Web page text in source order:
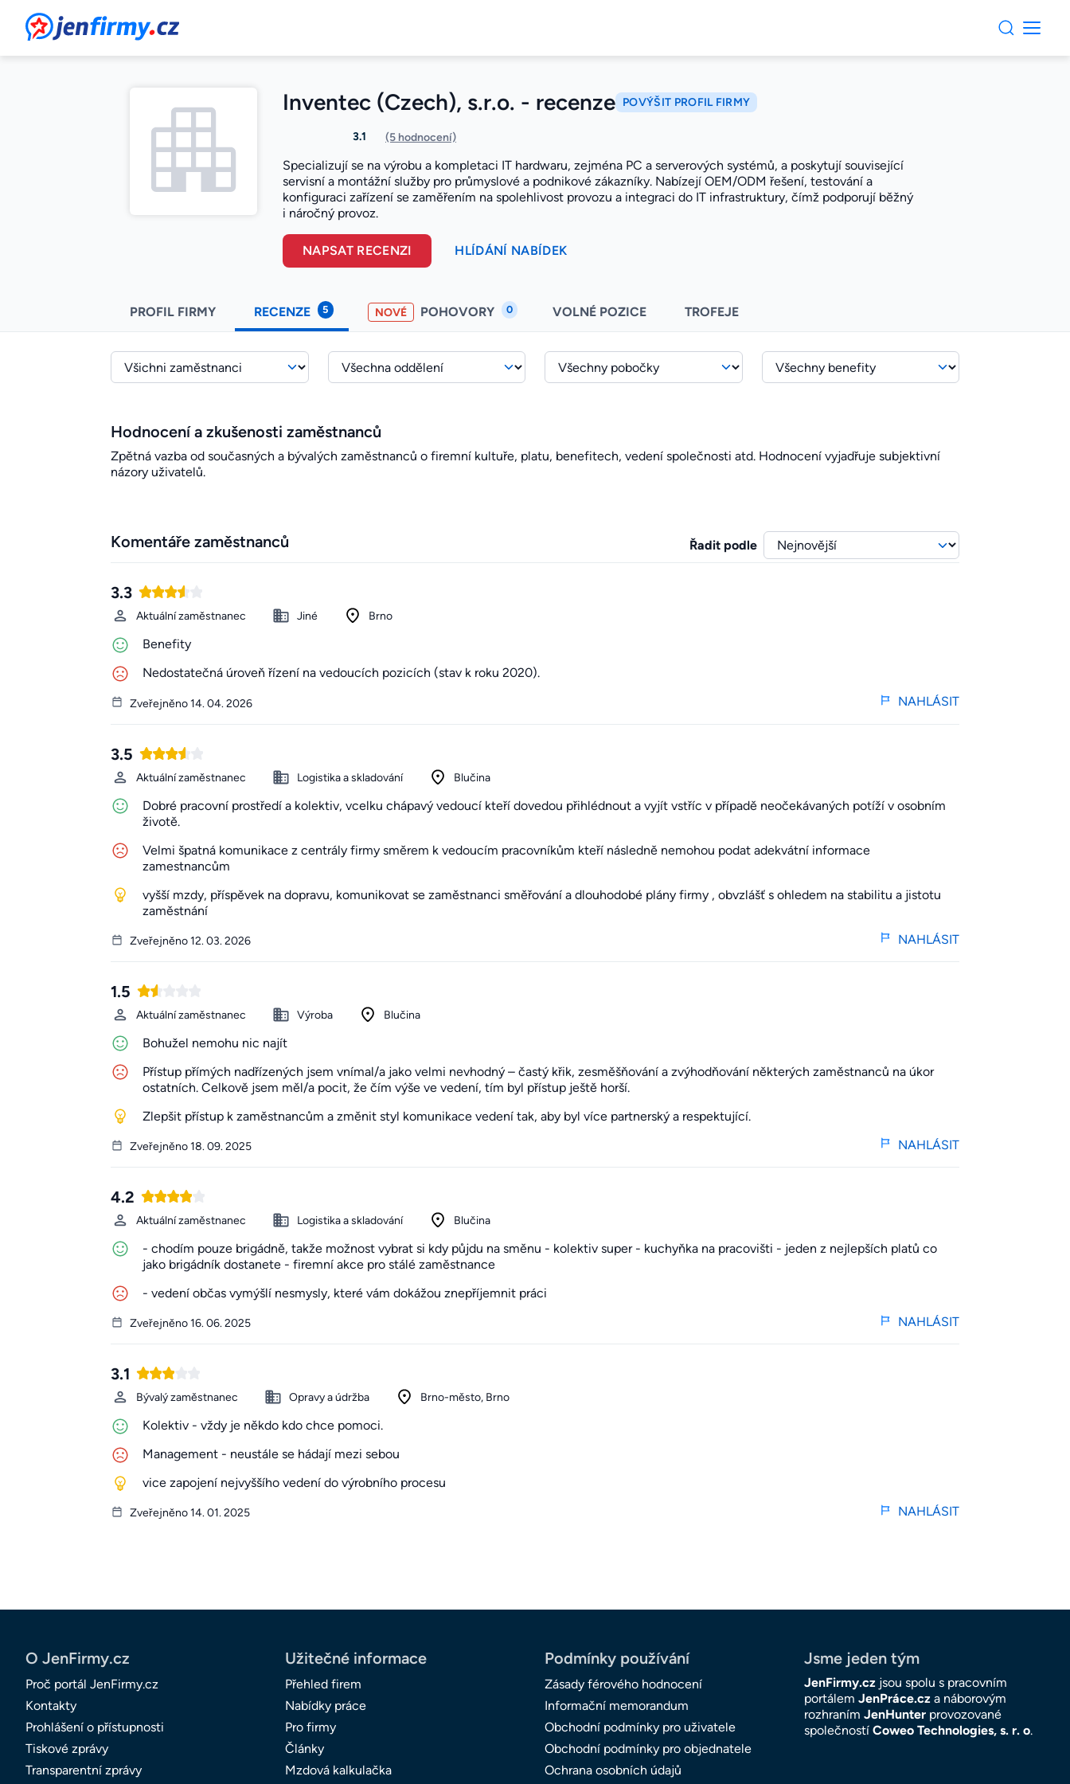
JenFirmy.cz
Inventec (Czech), s.r.o. - recenze POVÝŠIT PROFIL FIRMY
3.1 (5 hodnocení)
Specializují se na výrobu a kompletaci IT hardwaru, zejména PC a serverových systémů, a poskytují související
servisní a montážní služby pro průmyslové a podnikové zákazníky. Nabízejí OEM/ODM řešení, testování a
konfiguraci zařízení se zaměřením na spolehlivost provozu a integraci do IT infrastruktury, čímž podporují běžný
i náročný provoz.
NAPSAT RECENZI HLÍDÁNÍ NABÍDEK
PROFIL FIRMY RECENZE 5 NOVÉ POHOVORY 0 VOLNÉ POZICE TROFEJE
Hodnocení a zkušenosti zaměstnanců
Zpětná vazba od současných a bývalých zaměstnanců o firemní kultuře, platu, benefitech, vedení společnosti atd. Hodnocení vyjadřuje subjektivní
názory uživatelů.
Komentáře zaměstnanců Řadit podle
3.3
Aktuální zaměstnanec Jiné Brno
Benefity
Nedostatečná úroveň řízení na vedoucích pozicích (stav k roku 2020).
Zveřejněno 14. 04. 2026 NAHLÁSIT
3.5
Aktuální zaměstnanec Logistika a skladování Blučina
Dobré pracovní prostředí a kolektiv, vcelku chápavý vedoucí kteří dovedou přihlédnout a vyjít vstříc v případě neočekávaných potíží v osobním
životě.
Velmi špatná komunikace z centrály firmy směrem k vedoucím pracovníkům kteří následně nemohou podat adekvátní informace
zamestnancům
vyšší mzdy, příspěvek na dopravu, komunikovat se zaměstnanci směřování a dlouhodobé plány firmy , obvzlášť s ohledem na stabilitu a jistotu
zaměstnání
Zveřejněno 12. 03. 2026 NAHLÁSIT
1.5
Aktuální zaměstnanec Výroba Blučina
Bohužel nemohu nic najít
Přístup přímých nadřízených jsem vnímal/a jako velmi nevhodný – častý křik, zesměšňování a zvýhodňování některých zaměstnanců na úkor
ostatních. Celkově jsem měl/a pocit, že čím výše ve vedení, tím byl přístup ještě horší.
Zlepšit přístup k zaměstnancům a změnit styl komunikace vedení tak, aby byl více partnerský a respektující.
Zveřejněno 18. 09. 2025 NAHLÁSIT
4.2
Aktuální zaměstnanec Logistika a skladování Blučina
- chodím pouze brigádně, takže možnost vybrat si kdy půjdu na směnu - kolektiv super - kuchyňka na pracovišti - jeden z nejlepších platů co
jako brigádník dostanete - firemní akce pro stálé zaměstnance
- vedení občas vymýšlí nesmysly, které vám dokážou znepříjemnit práci
Zveřejněno 16. 06. 2025 NAHLÁSIT
3.1
Bývalý zaměstnanec Opravy a údržba Brno-město, Brno
Kolektiv - vždy je někdo kdo chce pomoci.
Management - neustále se hádají mezi sebou
vice zapojení nejvyššího vedení do výrobního procesu
Zveřejněno 14. 01. 2025 NAHLÁSIT
O JenFirmy.cz
Proč portál JenFirmy.cz
Kontakty
Prohlášení o přístupnosti
Tiskové zprávy
Transparentní zprávy
Užitečné informace
Přehled firem
Nabídky práce
Pro firmy
Články
Mzdová kalkulačka
Podmínky používání
Zásady férového hodnocení
Informační memorandum
Obchodní podmínky pro uživatele
Obchodní podmínky pro objednatele
Ochrana osobních údajů
Jsme jeden tým
JenFirmy.cz jsou spolu s pracovním
portálem JenPráce.cz a náborovým
rozhraním JenHunter provozované
společností Coweo Technologies, s. r. o.